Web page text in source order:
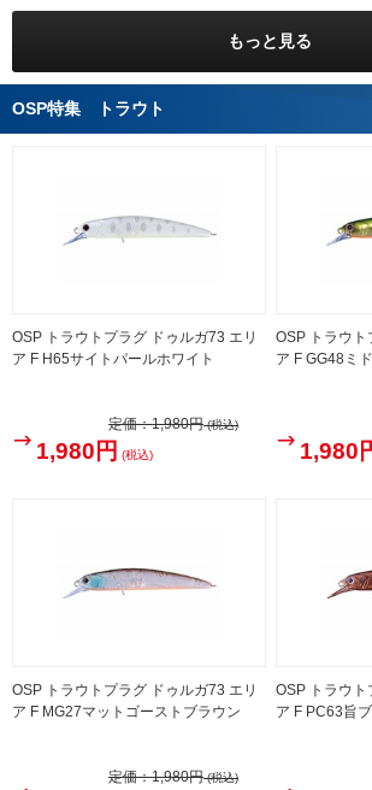
もっと見る
OSP特集 トラウト
OSP トラウトプラグ ドゥルガ73 エリ
ア F H65サイトパールホワイト
定価：1,980円(税込)
1,980円 (税込)
OSP トラウト
ア F GG48ミ
1,980
OSP トラウトプラグ ドゥルガ73 エリ
ア F MG27マットゴーストブラウン
定価：1,980円(税込)
OSP トラウト
ア F PC63旨